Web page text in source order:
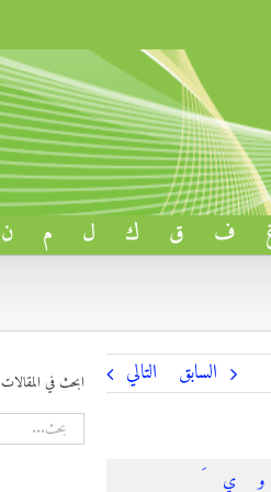
ف ق ك ل م ن
السابق التالي
و ي
ابحث في المقالات
البحث
عن: